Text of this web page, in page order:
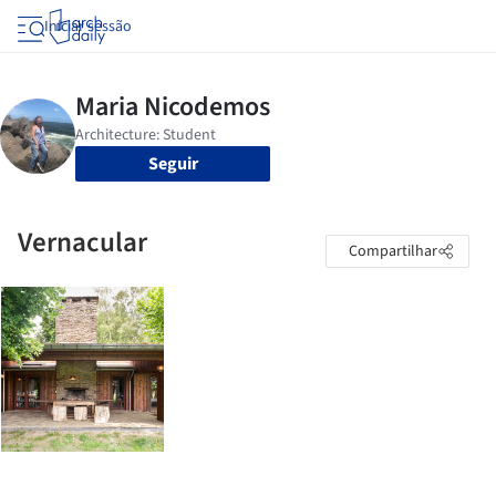
Iniciar sessão
Seguir
Vernacular Compartilhar